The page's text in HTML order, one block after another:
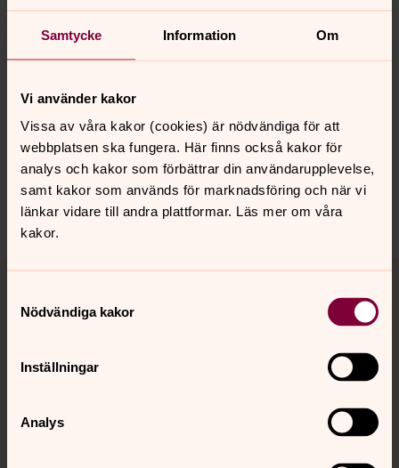
Samtycke Information Om
Vi använder kakor
Vissa av våra kakor (cookies) är nödvändiga för att
webbplatsen ska fungera. Här finns också kakor för
analys och kakor som förbättrar din användarupplevelse,
samt kakor som används för marknadsföring och när vi
länkar vidare till andra plattformar. Läs mer om våra
kakor.
Nödvändiga kakor
Inställningar
Analys
Med Sensus samtalsguide finns också möjligheten att
vid ett senare tillfälle prata om scensamtalen – kanske
talar om livsfrågor?
Senast ändrad 17 september 2020
Dela
Tillbaka till toppen
Tillbaka till innehållet
Kalender